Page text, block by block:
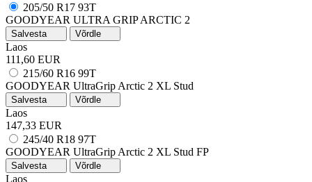
205/50 R17 93T
GOODYEAR ULTRA GRIP ARCTIC 2
Salvesta Võrdle
Laos
111,60 EUR
215/60 R16 99T
GOODYEAR UltraGrip Arctic 2 XL Stud
Salvesta Võrdle
Laos
147,33 EUR
245/40 R18 97T
GOODYEAR UltraGrip Arctic 2 XL Stud FP
Salvesta Võrdle
Laos